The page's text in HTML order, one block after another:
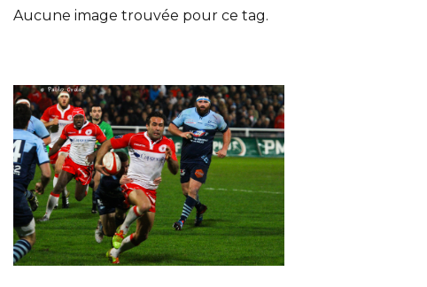
Aucune image trouvée pour ce tag.